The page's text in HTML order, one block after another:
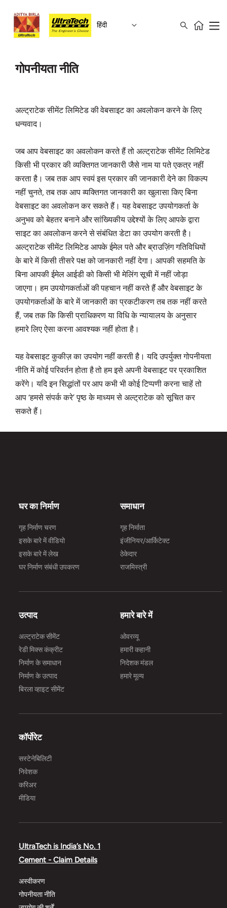
हिंदी
गोपनीयता नीति
अल्ट्राटेक सीमेंट लिमिटेड की वेबसाइट का अवलोकन करने के लिए
धन्यवाद।
जब आप वेबसाइट का अवलोकन करते हैं तो अल्ट्राटेक सीमेंट लिमिटेड
किसी भी प्रकार की व्यक्तिगत जानकारी जैसे नाम या पते एकत्र नहीं
करता है। जब तक आप स्वयं इस प्रकार की जानकारी देने का विकल्प
नहीं चुनते, तब तक आप व्यक्तिगत जानकारी का खुलासा किए बिना
वेबसाइट का अवलोकन कर सकते हैं। यह वेबसाइट उपयोगकर्ता के
अनुभव को बेहतर बनाने और सांख्यिकीय उद्देश्यों के लिए आपके द्वारा
साइट का अवलोकन करने से संबंधित डेटा का उपयोग करती है।
अल्ट्राटेक सीमेंट लिमिटेड आपके ईमेल पते और ब्राउज़िंग गतिविधियों
के बारे में किसी तीसरे पक्ष को जानकारी नहीं देगा। आपकी सहमति के
बिना आपकी ईमेल आईडी को किसी भी मेलिंग सूची में नहीं जोड़ा
जाएगा। हम उपयोगकर्ताओं की पहचान नहीं करते हैं और वेबसाइट के
उपयोगकर्ताओं के बारे में जानकारी का प्रकटीकरण तब तक नहीं करते
हैं, जब तक कि किसी प्राधिकरण या विधि के न्यायालय के अनुसार
हमारे लिए ऐसा करना आवश्यक नहीं होता है।
यह वेबसाइट कुकीज़ का उपयोग नहीं करती है। यदि उपर्युक्त गोपनीयता
नीति में कोई परिवर्तन होता है तो हम इसे अपनी वेबसाइट पर प्रकाशित
करेंगे। यदि इन सिद्धांतों पर आप कभी भी कोई टिप्पणी करना चाहें तो
आप ‘हमसे संपर्क करे’ पृष्ठ के माध्यम से अल्ट्राटेक को सूचित कर
सकते हैं।
घर का निर्माण
गृह निर्माण चरण
इसके बारे में वीडियो
इसके बारे में लेख
घर निर्माण संबंधी उपकरण
समाधान
गृह निर्माता
इंजीनियर/आर्किटेक्ट
ठेकेदार
राजमिस्त्री
उत्पाद
अल्ट्राटेक सीमेंट
रेडी मिक्स कंक्रीट
निर्माण के समाधान
निर्माण के उत्पाद
बिरला व्हाइट सीमेंट
हमारे बारे में
ओवरव्यू
हमारी कहानी
निदेशक मंडल
हमारे मूल्य
कॉर्पोरेट
सस्टेनेबिलिटी
निवेशक
करिअर
मीडिया
UltraTech is India’s No. 1
Cement - Claim Details
अस्वीकरण
गोपनीयता नीति